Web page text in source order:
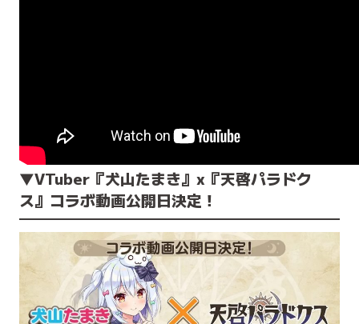
▼VTuber『犬山たまき』x『天啓パラドク
ス』コラボ動画公開日決定！